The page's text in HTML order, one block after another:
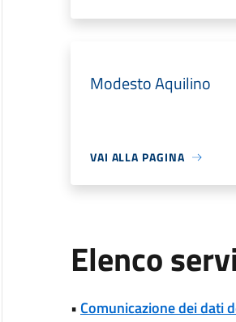
Modesto Aquilino
VAI ALLA PAGINA
Elenco
• Comunicazione dei dati